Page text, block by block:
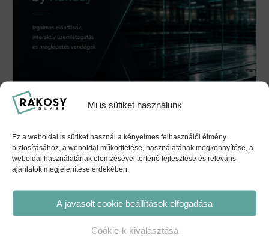
Mi is sütiket használunk
Ez a weboldal is sütiket használ a kényelmes felhasználói élmény
biztosításához, a weboldal működtetése, használatának megkönnyítése, a
weboldal használatának elemzésével történő fejlesztése és releváns
ajánlatok megjelenítése érdekében.
A javasolt cookie beállítások elfogadása
Cookie-k kiválasztása
Glass Talks by Rákosy V.
Előadás a Budapesti Műszaki és